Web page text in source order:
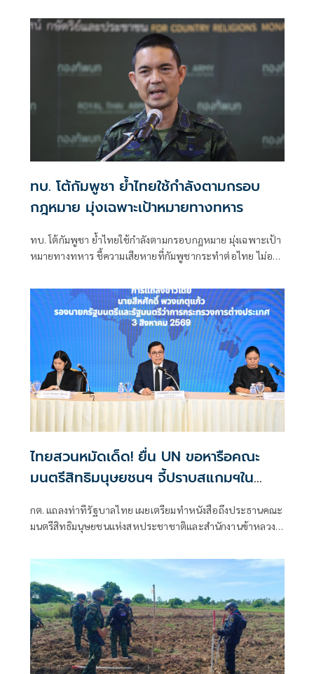
พาดพิงไทยด้วยข้อมูลที่ไม่ตรงกับความเป็นจริง
ทบ. โต้กัมพูชา ย้ำไทยใช้กำลังตามกรอบ
กฎหมาย มุ่งเฉพาะเป้าหมายทางทหาร
ทบ. โต้กัมพูชา ย้ำไทยใช้กำลังตามกรอบกฎหมาย มุ่งเฉพาะเป้า
หมายทางทหาร ชี้ความเสียหายที่กัมพูชากระทำต่อไทย ไม่อาจ
ไทยสวนหมัดเด็ด! ยื่น UN ขอหารือคณะ
มนตรีสิทธิมนุษยชนฯ จี้ปราบสแกมฯใน
กัมพูชา โต้ยิบรายงาน 'ทอม แอนดรูว์ส'
กต. แถลงท่าทีรัฐบาลไทย เผยเตรียมทำหนังสือถึงประธานคณะ
มนตรีสิทธิมนุษยชนแห่งสหประชาชาติและสำนักงานข้าหลวง
รายงานพิเศษพาดพิงประเทศไทย มีหลายประเด็นที่ไม่เห็นด้วย
ชี้กระทบความเป็นกลาง -เที่ยงธรรม “สีหศักดิ์”